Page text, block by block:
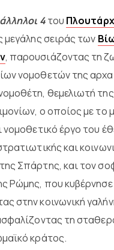
4του
μεγάλης σειράς των
, παρουσιάζοντας τη
νομοθετών της
θεμελιωτή της
ο οποίος με το
νομοθετικό έργο του
και
Σπάρτης, και τον
Ρώμης, που κυβέρνησε
στην κοινωνική
τη
κράτος.